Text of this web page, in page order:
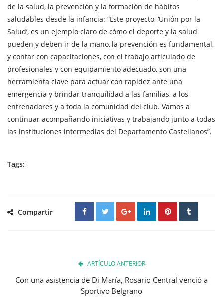
de la salud, la prevención y la formación de hábitos
saludables desde la infancia: “Este proyecto, ‘Unión por la
Salud’, es un ejemplo claro de cómo el deporte y la salud
pueden y deben ir de la mano, la prevención es fundamental,
y contar con capacitaciones, con el trabajo articulado de
profesionales y con equipamiento adecuado, son una
herramienta clave para actuar con rapidez ante una
emergencia y brindar tranquilidad a las familias, a los
entrenadores y a toda la comunidad del club. Vamos a
continuar acompañando iniciativas y trabajando junto a todas
las instituciones intermedias del Departamento Castellanos”.
Tags:
Compartir
ARTÍCULO ANTERIOR
Con una asistencia de Di María, Rosario Central venció a
Sportivo Belgrano